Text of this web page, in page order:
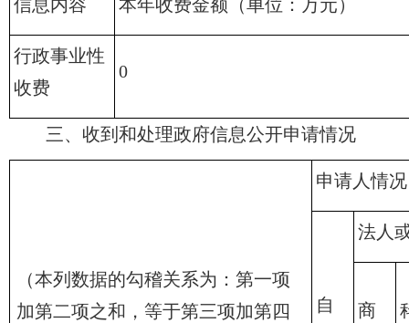
信息内容 本年收费金额（单位：万元）
行政事业性
收费
0
三、收到和处理政府信息公开申请情况
（本列数据的勾稽关系为：第一项
加第二项之和，等于第三项加第四
申请人情况
自
法人
商